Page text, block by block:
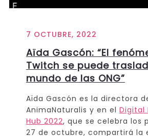
7 OCTUBRE, 2022
Aïda Gascón: “El
Twitch se puede
mundo de las ONG”
Aïda Gascón es la directora
AnimaNaturalis y en el Digital
Hub 2022, que se celebra los
27 de octubre, compartirá la